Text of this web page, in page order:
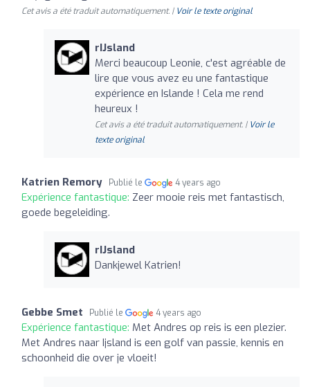
Cet avis a été traduit automatiquement. | Voir le texte original
rIJsland
Merci beaucoup Leonie, c'est agréable de
lire que vous avez eu une fantastique
expérience en Islande ! Cela me rend
heureux !
Cet avis a été traduit automatiquement. | Voir le
texte original
Katrien Remory Publié le 4 years ago
Expérience fantastique: Zeer mooie reis met fantastisch,
goede begeleiding.
rIJsland
Dankjewel Katrien!
Gebbe Smet Publié le 4 years ago
Expérience fantastique: Met Andres op reis is een plezier.
Met Andres naar Ijsland is een golf van passie, kennis en
schoonheid die over je vloeit!